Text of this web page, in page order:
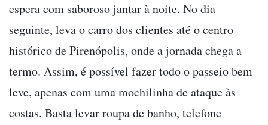
espera com saboroso jantar à noite. No dia
seguinte, leva o carro dos clientes até o centro
histórico de Pirenópolis, onde a jornada chega a
termo. Assim, é possível fazer todo o passeio bem
leve, apenas com uma mochilinha de ataque às
costas. Basta levar roupa de banho, telefone